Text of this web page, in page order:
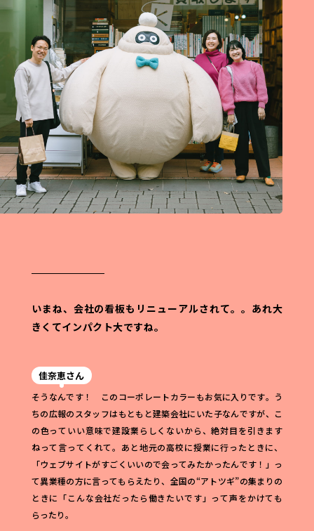
いまね、会社の看板もリニューアルされて。。 あれ大
きくてインパクト大ですね。
佳奈恵さん
そうなんです！ このコーポレートカラーもお気に入りです。う
ちの広報のスタッフはもともと建築会社にいた子なんですが、こ
の色っていい意味で建設業らしくないから、絶対目を引きます
ねって言ってくれて。あと地元の高校に授業に行ったときに、
「ウェブサイトがすごくいいので会ってみたかったんです！」っ
て異業種の方に言ってもらえたり、全国の“アトツギ”の集まりの
ときに「こんな会社だったら働きたいです」って声をかけても
らったり。